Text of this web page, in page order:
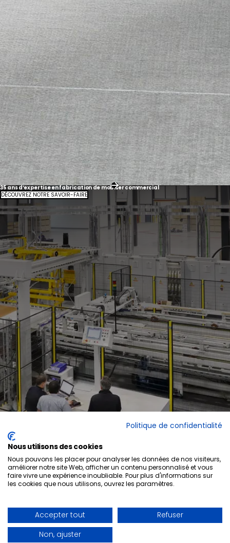
35 ans d’expertise en fabrication de mobilier commercial
DÉCOUVREZ NOTRE SAVOIR-FAIRE
Prêt à faire évoluer
QUI NOUS SOMMES
NOUVELLES
RAPPORT ENFANTS ET TRAVAIL
FACEBOOK
Politique de confidentialité
Nous utilisons des cookies
Nous pouvons les placer pour analyser les données de nos visiteurs,
améliorer notre site Web, afficher un contenu personnalisé et vous
faire vivre une expérience inoubliable. Pour plus d'informations sur
les cookies que nous utilisons, ouvrez les paramètres.
Accepter tout
Refuser
Non, ajuster